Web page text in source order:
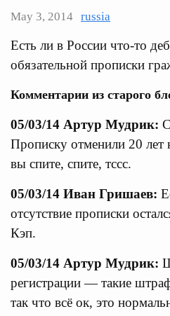
May 3, 2014 russia
Есть ли в России что-то
обязательной прописки
Комментарии из старого
05/03/14 Артур Мудрик:
Прописку отменили 20 лет
вы спите, спите, тссс.
05/03/14 Иван Гришаев:
отсутствие прописки
Кэп.
05/03/14 Артур Мудрик:
регистрации — такие
так что всё ок, это